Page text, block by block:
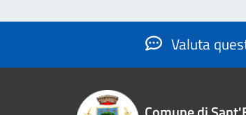
Valuta